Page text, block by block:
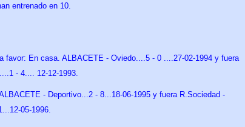
entrenado en 10.
favor: En casa. ALBACETE - Oviedo....5 - 0 ....27-02-1994 y fuera
- 4.... 12-12-1993.
- Deportivo...2 - 8...18-06-1995 y fuera R.Sociedad -
05-1996.